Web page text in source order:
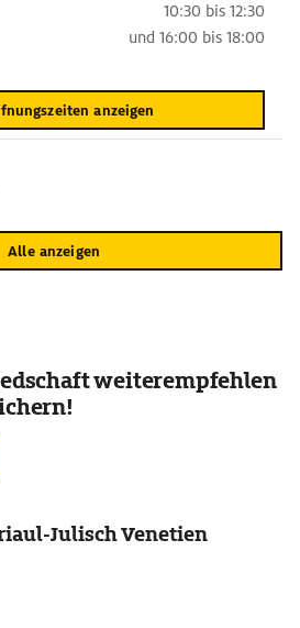
10:30 bis 12:30
und 16:00 bis 18:00
anzeigen
Alle anzeigen
weiterempfehlen
Julisch Venetien